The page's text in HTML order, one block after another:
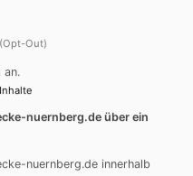
des Evang.
Vorort Erlenstegen
unternahmen. Der
Orthodoxe
in eine Moschee
Ausklang im
ein Weg durch die
(Opt-Out)
an.
nuernberg.de über ein
nuernberg.de innerhalb